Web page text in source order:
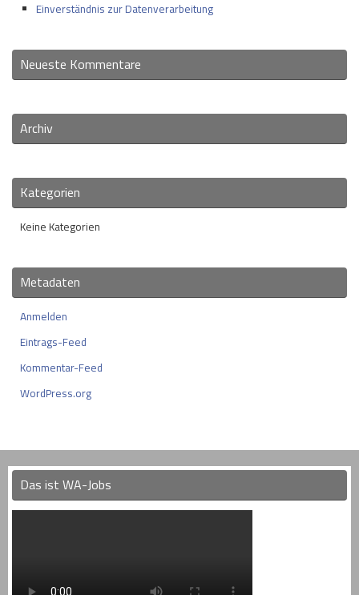
Einverständnis zur Datenverarbeitung
Neueste Kommentare
Archiv
Kategorien
Keine Kategorien
Metadaten
Anmelden
Eintrags-Feed
Kommentar-Feed
WordPress.org
Das ist WA-Jobs